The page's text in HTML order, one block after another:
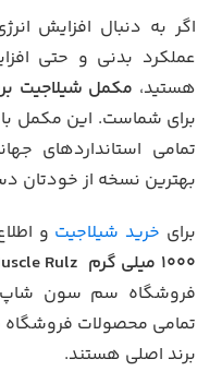
اگر به دنبال افزایش
عملکرد بدنی و حتی
هستید، مکمل شیلاجیت
برای شماست. این مکمل با
تمامی استانداردهای
بهترین نسخه از خودتان
برای خرید شیلاجیت و
1000 میلی گرم Muscle Rulz
فروشگاه سم سون شاپ
تمامی محصولات
برند اصلی هستند.